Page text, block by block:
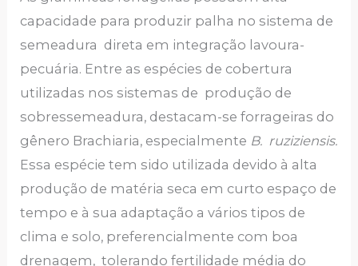
capacidade para produzir palha no sistema de
semeadura direta em integração lavoura-
pecuária. Entre as espécies de cobertura
utilizadas nos sistemas de produção de
sobressemeadura, destacam-se forrageiras do
gênero Brachiaria, especialmente B. ruziziensis.
Essa espécie tem sido utilizada devido à alta
produção de matéria seca em curto espaço de
tempo e à sua adaptação a vários tipos de
clima e solo, preferencialmente com boa
drenagem, tolerando fertilidade média do